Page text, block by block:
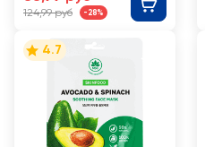
124,99 руб -28%
4.7